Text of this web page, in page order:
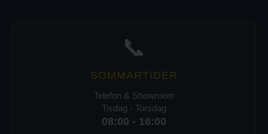
📞
SOMMARTIDER
Telefon & Showroom
Tisdag - Torsdag
08:00 - 16:00